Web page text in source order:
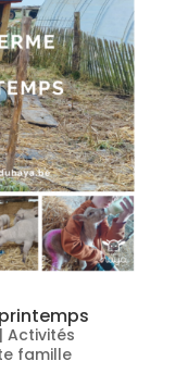
| Activités
famille